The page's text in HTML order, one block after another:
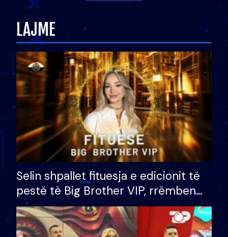
LAJME
Selin shpallet fituesja e edicionit të
pestë të Big Brother VIP, rrëmben
çmimin e madh prej 100 mijë eurosh